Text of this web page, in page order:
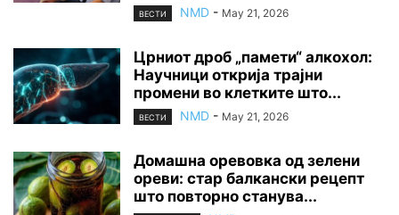
ВЕСТИ NMD - May 21, 2026
Црниот дроб „памети“ алкохол:
Научници открија трајни
промени во клетките што...
ВЕСТИ NMD - May 21, 2026
Домашна оревовка од зелени
ореви: стар балкански рецепт
што повторно станува...